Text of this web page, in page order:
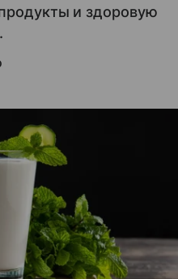
и здоровую